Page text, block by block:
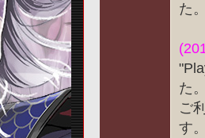
た。
た。
ご
す。